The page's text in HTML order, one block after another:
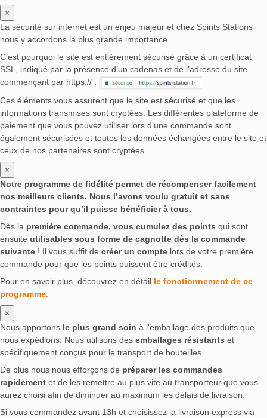
×
La sécurité sur internet est un enjeu majeur et chez Spirits Stations
nous y accordons la plus grande importance.
C’est pourquoi le site est entièrement sécurisé grâce à un certificat
SSL, indiqué par la présence d’un cadenas et de l’adresse du site
commençant par https:// :
Ces éléments vous assurent que le site est sécurisé et que les
informations transmises sont cryptées. Les différentes plateforme de
paiement que vous pouvez utiliser lors d’une commande sont
également sécurisées et toutes les données échangées entre le site et
ceux de nos partenaires sont cryptées.
×
Notre programme de fidélité permet de récompenser facilement
nos meilleurs clients. Nous l’avons voulu gratuit et sans
contraintes pour qu’il puisse bénéficier à tous.
Dès la première commande, vous cumulez des points qui sont
ensuite utilisables sous forme de cagnotte dès la commande
suivante ! Il vous suffit de créer un compte lors de votre première
commande pour que les points puissent être crédités.
Pour en savoir plus, découvrez en détail le fonctionnement de ce
programme.
×
Nous apportons le plus grand soin à l’emballage des produits que
nous expédions. Nous utilisons des emballages résistants et
spécifiquement conçus pour le transport de bouteilles.
De plus nous nous efforçons de préparer les commandes
rapidement et de les remettre au plus vite au transporteur que vous
aurez choisi afin de diminuer au maximum les délais de livraison.
Si vous commandez avant 13h et choisissez la livraison express via